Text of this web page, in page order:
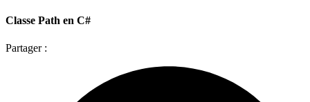
Classe Path en C#
Partager :